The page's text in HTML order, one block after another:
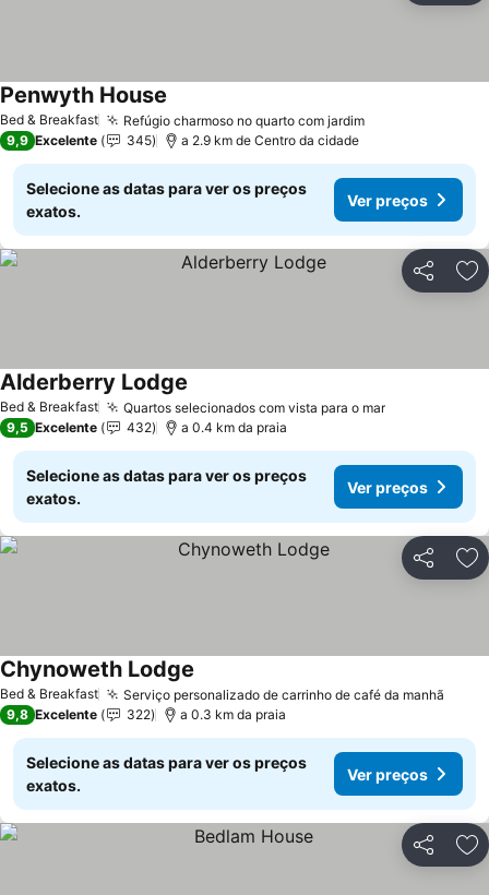
Bed & Breakfast Refúgio charmoso no quarto com jardim
Penwyth House
9,9 Excelente 345 a 2.9 km de Centro da cidade
Selecione as datas para ver os preços
exatos.
Ver preços
Partilhar
Bed & Breakfast Quartos selecionados com vista para o mar
Alderberry Lodge
9,5 Excelente 432 a 0.4 km da praia
Selecione as datas para ver os preços
exatos.
Ver preços
Partilhar
Bed & Breakfast Serviço personalizado de carrinho de café da manhã
Chynoweth Lodge
9,8 Excelente 322 a 0.3 km da praia
Selecione as datas para ver os preços
exatos.
Ver preços
Partilhar